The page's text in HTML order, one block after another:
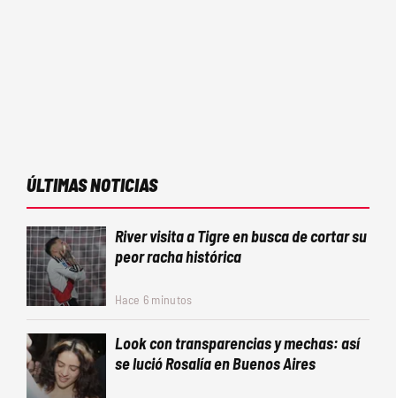
ÚLTIMAS NOTICIAS
River visita a Tigre en busca de cortar su
peor racha histórica
Hace 6 minutos
Look con transparencias y mechas: así
se lució Rosalía en Buenos Aires